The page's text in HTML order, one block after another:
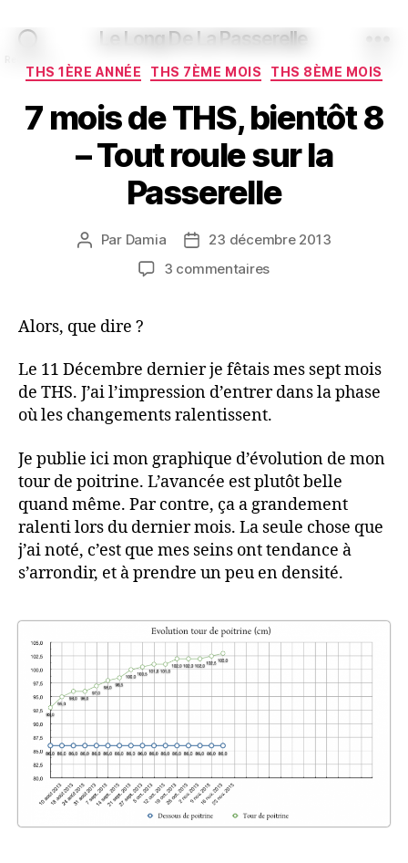
Le Long De La Passerelle
Catégories
THS 1ÈRE ANNÉE THS 7ÈME MOIS THS 8ÈME MOIS
7 mois de THS, bientôt 8
– Tout roule sur la
Passerelle
Auteur
Par Damia
Date23 décembre 2013
3 commentairessur
bientôt
8
roule
sur
la
Passerelle
Alors, que dire ?
Le 11 Décembre dernier je fêtais mes sept mois
de THS. J’ai l’impression d’entrer dans la phase
où les changements ralentissent.
Je publie ici mon graphique d’évolution de mon
tour de poitrine. L’avancée est plutôt belle
quand même. Par contre, ça a grandement
ralenti lors du dernier mois. La seule chose que
j’ai noté, c’est que mes seins ont tendance à
s’arrondir, et à prendre un peu en densité.